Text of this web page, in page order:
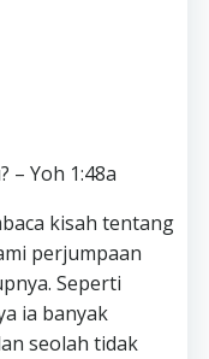
– Yoh 1:48a
kisah tentang
perjumpaan
Seperti
ia banyak
seolah tidak